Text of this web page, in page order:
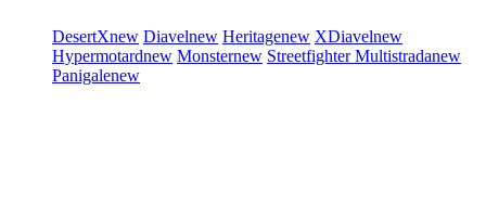
DesertXnew Diavelnew Heritagenew XDiavelnew
Hypermotardnew Monsternew StreetfighterMultistradanew
Panigalenew